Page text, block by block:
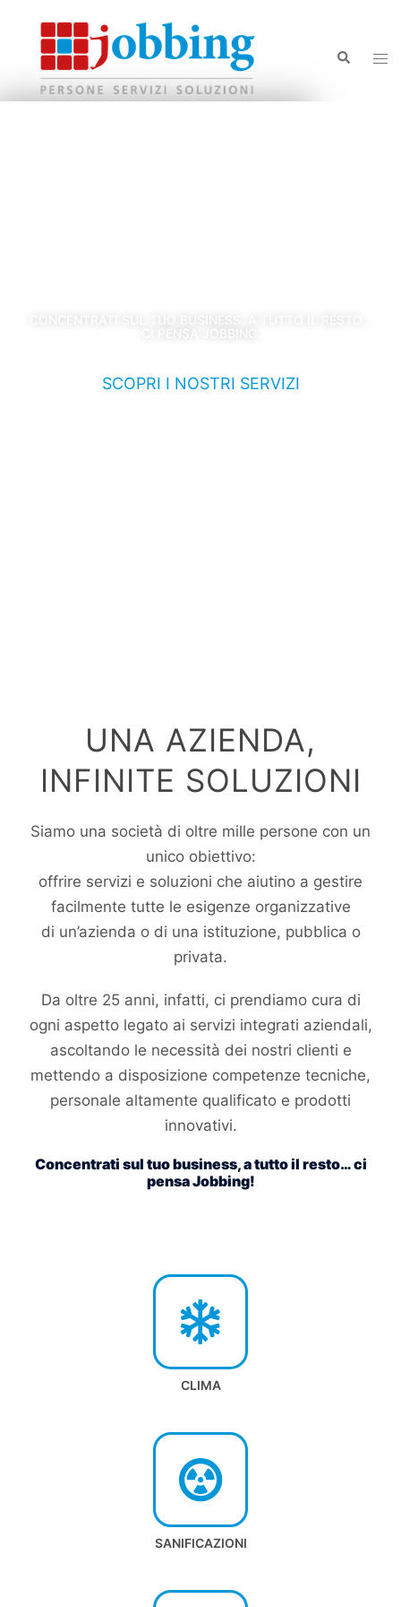
CI PENSA JOBBING.
SCOPRI I NOSTRI SERVIZI
UNA AZIENDA,
INFINITE SOLUZIONI
Siamo una società di oltre mille persone con un
unico obiettivo:
offrire servizi e soluzioni che aiutino a gestire
facilmente tutte le esigenze organizzative
di un’azienda o di una istituzione, pubblica o
privata.
Da oltre 25 anni, infatti, ci prendiamo cura di
ogni aspetto legato ai servizi integrati aziendali,
ascoltando le necessità dei nostri clienti e
mettendo a disposizione competenze tecniche,
personale altamente qualificato e prodotti
innovativi.
Concentrati sul tuo business, a tutto il resto… ci
pensa Jobbing!
CLIMA
SANIFICAZIONI